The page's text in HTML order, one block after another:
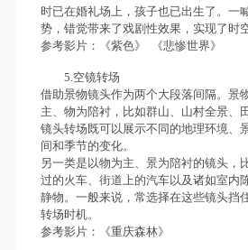
时已在婚礼场上，孩子也已出生了。一
势，错觉带来了戏剧性效果，实现了时
参考影片：《紫色》 《悲惨世界》
5.空镜转场
借助景物镜头作为两个大段落间隔。景
主、物为陪衬，比如群山、山村全景、
镜头转场既可以展示不同的地理环境、
间和季节的变化。
另一类是以物为主、景为陪衬的镜头，
过的火车、街道上的汽车以及诸如室内
静物。一般来说，常选择在这些镜头挡
转场时机。
参考影片：《重庆森林》